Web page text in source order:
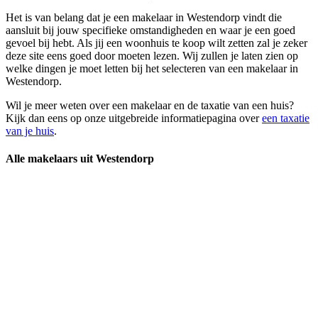
Het is van belang dat je een makelaar in Westendorp vindt die
aansluit bij jouw specifieke omstandigheden en waar je een goed
gevoel bij hebt. Als jij een woonhuis te koop wilt zetten zal je zeker
deze site eens goed door moeten lezen. Wij zullen je laten zien op
welke dingen je moet letten bij het selecteren van een makelaar in
Westendorp.
Wil je meer weten over een makelaar en de taxatie van een huis?
Kijk dan eens op onze uitgebreide informatiepagina overeen taxatie
van je huis.
Alle makelaars uit Westendorp